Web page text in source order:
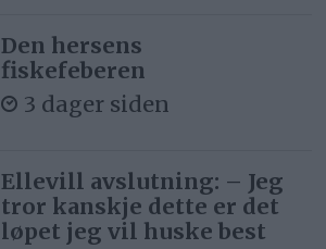
Den hersens
fiskefeberen
3 dager siden
Ellevill avslutning: – Jeg
tror kanskje dette er det
løpet jeg vil huske best